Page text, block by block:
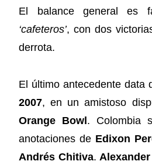
El balance general es
‘cafeteros’, con dos
derrota.
El último antecedente data
2007, en un amistoso
Orange Bowl. Colombia
anotaciones de Edixon
Andrés Chitiva.